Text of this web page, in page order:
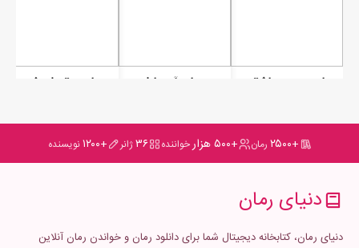
رمان آی پارا رمان سقوط عشق
+۲۵۰۰ رمان +۵۰۰ هزار خواننده ۳۶ژانر +۱۲۰۰ نویسنده
دنیای رمان
دنیای رمان، کتابخانه دیجیتال شما برای دانلود رمان و خواندن رمان آنلاین